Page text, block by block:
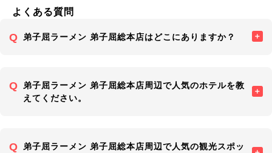
よくある質問
弟子屈ラーメン 弟子屈総本店はどこにありますか？
弟子屈ラーメン 弟子屈総本店周辺で人気のホテルを教
えてください。
弟子屈ラーメン 弟子屈総本店周辺で人気の観光スポッ